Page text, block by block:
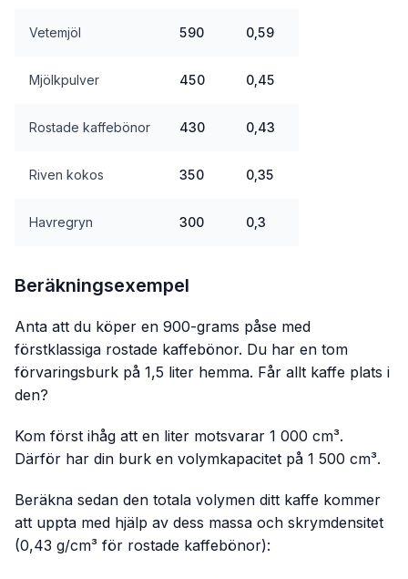
Vetemjöl 590 0,59
Mjölkpulver 450 0,45
Rostade kaffebönor 430 0,43
Riven kokos 350 0,35
Havregryn 300 0,3
Beräkningsexempel
Anta att du köper en 900-grams påse med
förstklassiga rostade kaffebönor. Du har en tom
förvaringsburk på 1,5 liter hemma. Får allt kaffe plats i
den?
Kom först ihåg att en liter motsvarar 1 000 cm³.
Därför har din burk en volymkapacitet på 1 500 cm³.
Beräkna sedan den totala volymen ditt kaffe kommer
att uppta med hjälp av dess massa och skrymdensitet
(0,43 g/cm³ för rostade kaffebönor):